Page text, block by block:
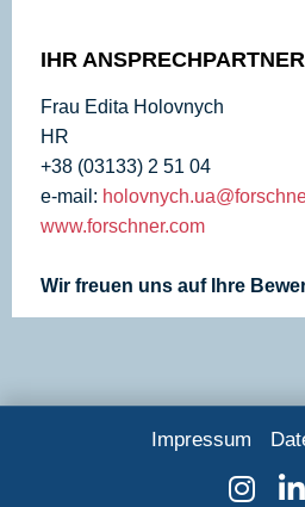
IHR ANSPRECHPARTNER
Frau Edita Holovnych
HR
+38 (03133) 2 51 04
e-mail:
www.forschner.com
Wir freuen uns auf Ihre
Impressum